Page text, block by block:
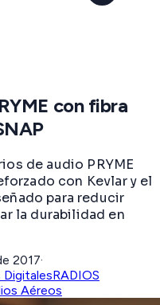
con fibra
de audio PRYME
con Kevlar y el
para reducir
la durabilidad en
2017·
DigitalesRADIOS
Aéreos